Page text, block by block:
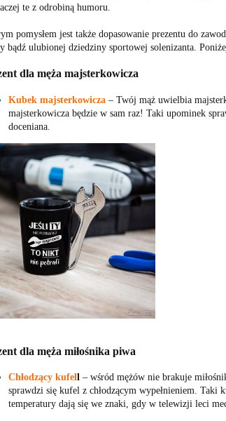
te z odrobiną humoru.
pomysłem jest także dopasowanie prezentu do
bądź ulubionej dziedziny sportowej solenizanta.
dla męża majsterkowicza
Kubek majsterkowicza ‒ Twój mąż uwielbia
majsterkowicza będzie w sam raz! Taki upominek
doceniana.
dla męża miłośnika piwa
Chłodzący kufell‒ wśród mężów nie brakuje
sprawdzi się kufel z chłodzącym wypełnieniem. Taki
temperatury dają się we znaki, gdy w telewizji leci